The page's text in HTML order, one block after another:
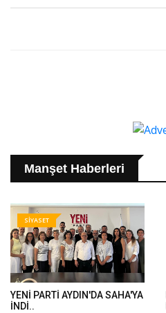
Manşet Haberleri
SİYASET
YENİ PARTİ AYDIN'DA SAHA'YA
İNDİ..